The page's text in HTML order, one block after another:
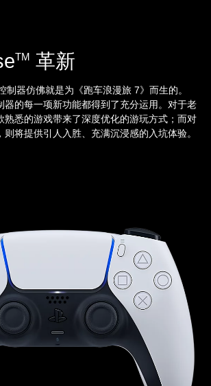
TM 革新
器仿佛就是为《跑车浪漫旅 7》而生的。
器的每一项新功能都得到了充分运用。对于老
熟悉的游戏带来了深度优化的游玩方式；而对
将提供引人入胜、充满沉浸感的入坑体验。